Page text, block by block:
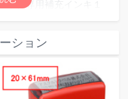
イプ専用補充インキ１
イプ専用補充インキ１
ション